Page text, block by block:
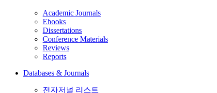
Academic Journals
Ebooks
Dissertations
Conference Materials
Reviews
Reports
Databases & Journals
전자저널 리스트